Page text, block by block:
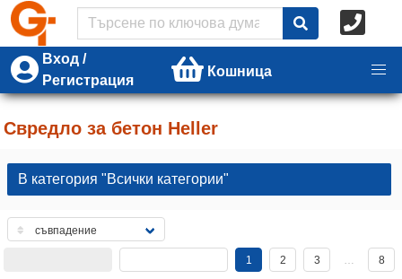
Вход /
Регистрация
Кошница
Свредло за бетон Heller
В категория "Всички категории"
1 2 3 8